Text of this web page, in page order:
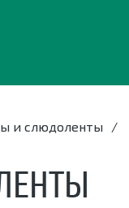
и слюдоленты /